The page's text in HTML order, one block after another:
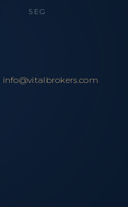
SEG
info@vitalbrokers.com